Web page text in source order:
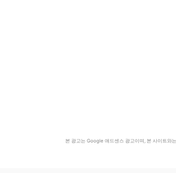
본 광고는 Google 애드센스 광고이며, 본 사이트와